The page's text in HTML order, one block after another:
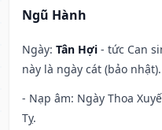
Ngũ Hành
Ngày: Tân Hợi - tức Can
này là ngày cát (bảo nhật).
- Nạp âm: Ngày Thoa
Tỵ.